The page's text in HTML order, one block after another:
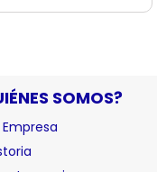
SOMOS?
Empresa